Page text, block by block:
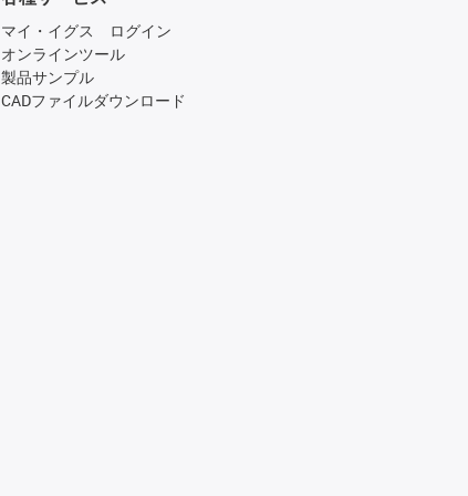
マイ・イグス ログイン
オンラインツール
製品サンプル
CADファイルダウンロード